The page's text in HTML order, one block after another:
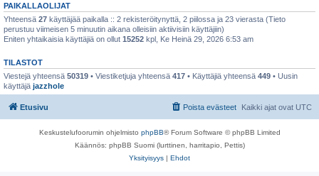
PAIKALLAOLIJAT
Yhteensä 27 käyttäjää paikalla :: 2 rekisteröitynyttä, 2 piilossa ja 23 vierasta (Tieto
perustuu viimeisen 5 minuutin aikana olleisiin aktiivisiin käyttäjiin)
Eniten yhtaikaisia käyttäjiä on ollut 15252 kpl, Ke Heinä 29, 2026 6:53 am
TILASTOT
Viestejä yhteensä 50319 • Viestiketjuja yhteensä 417 • Käyttäjiä yhteensä 449 • Uusin
käyttäjä jazzhole
Etusivu Kaikki ajat ovat UTC
Poista evästeet
Keskustelufoorumin ohjelmisto phpBB® Forum Software © phpBB Limited
Käännös: phpBB Suomi (lurttinen, harritapio, Pettis)
Yksityisyys | Ehdot